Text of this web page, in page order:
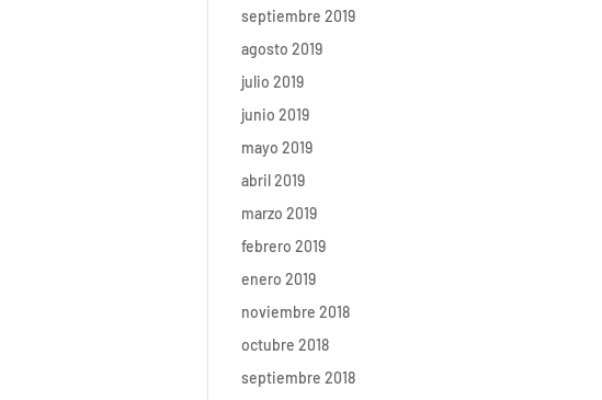
septiembre 2019
agosto 2019
julio 2019
junio 2019
mayo 2019
abril 2019
marzo 2019
febrero 2019
enero 2019
noviembre 2018
octubre 2018
septiembre 2018